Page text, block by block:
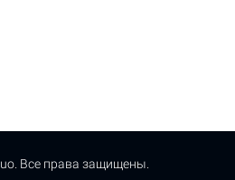
Все права защищены.